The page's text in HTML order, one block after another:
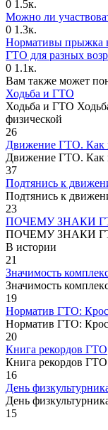
0 1.5к.
Можно ли
0 1.3к.
Нормативы прыжка в
ГТО для разных
0 1.1к.
Вам также может
Ходьба и ГТО
Ходьба и ГТО
физической
26
Движение ГТО. Как
Движение ГТО. Как
37
Подтянись к
Подтянись к
23
ПОЧЕМУ ЗНАКИ
ПОЧЕМУ ЗНАКИ
В истории
21
Значимость
Значимость
19
Норматив ГТО:
Норматив ГТО:
20
Книга рекордов ГТО
Книга рекордов
16
День
День
15